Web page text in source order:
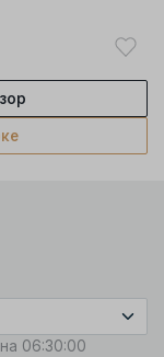
06:30:00